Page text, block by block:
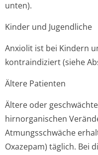
unten).
Kinder und Jugendliche
Anxiolit ist bei Kindern
kontraindiziert (siehe
Ältere Patienten
Ältere oder
hirnorganischen
Atmungsschwäche
Oxazepam) täglich. Bei